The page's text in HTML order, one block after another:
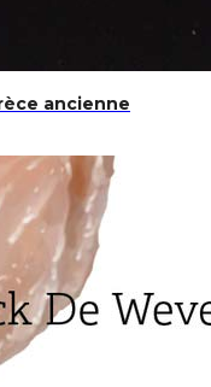
parfait pour les
ancienne